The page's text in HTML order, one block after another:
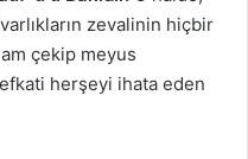
zevalinin hiçbir
çekip meyus
herşeyi ihata eden